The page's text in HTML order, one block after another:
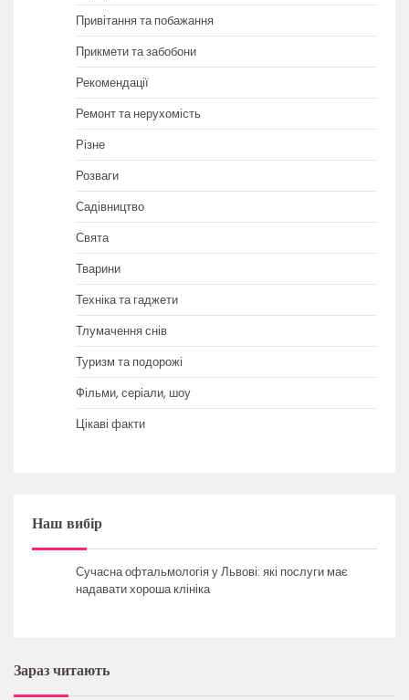
Привітання та побажання
Прикмети та забобони
Рекомендації
Ремонт та нерухомість
Різне
Розваги
Садівництво
Свята
Тварини
Техніка та гаджети
Тлумачення снів
Туризм та подорожі
Фільми, серіали, шоу
Цікаві факти
Наш вибір
Сучасна офтальмологія у Львові: які послуги має
надавати хороша клініка
Зараз читають